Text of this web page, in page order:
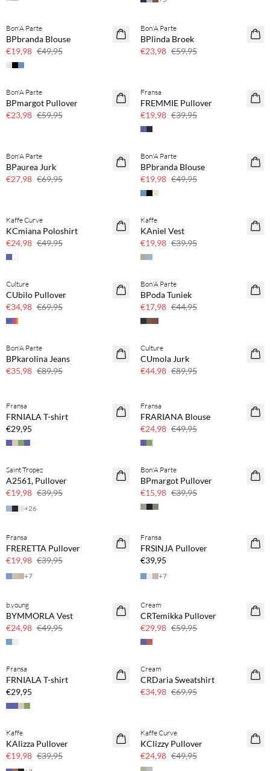
SAVE20
Bon'A Parte
BPbranda Blouse
€19,98 €49,95
SAVE20
Bon'A Parte
BPlinda Broek
€23,98 €59,95
SAVE20
60% korting
Bon'A Parte
BPmargot Pullover
€23,98 €59,95
SAVE20
Fransa
FREMMIE Pullover
€19,98 €39,95
SAVE20
Bon'A Parte
BPaurea Jurk
€27,98 €69,95
SAVE20
Bon'A Parte
BPbranda Blouse
€19,98 €49,95
SAVE20
Kaffe Curve
KCmiana Poloshirt
€24,98 €49,95
SAVE20
Kaffe
KAniel Vest
€19,98 €39,95
SAVE20
Culture
CUbilo Pullover
€34,98 €69,95
SAVE20
Bon'A Parte
BPoda Tuniek
€17,98 €44,95
SAVE20
Bon'A Parte
BPkarolina Jeans
€35,98 €89,95
SAVE20
Culture
CUmola Jurk
€44,98 €89,95
NEWS
Fransa
FRNIALA T-shirt
€29,95
SAVE20
Fransa
FRARIANA Blouse
€24,98 €49,95
SAVE20
50% korting
Saint Tropez
A2561, Pullover
€19,98 €39,95
+26
SAVE20
60% korting
Bon'A Parte
BPmargot Pullover
€15,98 €39,95
SAVE20
Fransa
FRERETTA Pullover
€19,98 €39,95
+7
NEWS
Fransa
FRSINJA Pullover
€39,95
+7
SAVE20
b.young
BYMMORLA Vest
€24,98 €49,95
SAVE20
Cream
CRTemikka Pullover
€29,98 €59,95
NEWS
Koop min. 2 & bespaar 20%
Fransa
FRNIALA T-shirt
€29,95
SAVE20
Cream
CRDaria Sweatshirt
€34,98 €69,95
SAVE20
Kaffe
KAlizza Pullover
€19,98 €39,95
SAVE20
50% korting
Kaffe Curve
KClizzy Pullover
€24,98 €49,95